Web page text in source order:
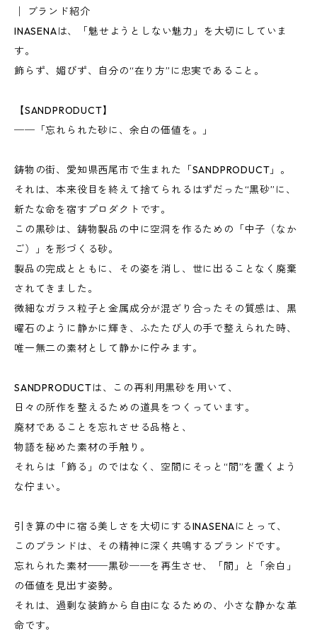
│ ブランド紹介
INASENAは、「魅せようとしない魅力」を大切にしていま
す。
飾らず、媚びず、自分の“在り方”に忠実であること。
【SANDPRODUCT】
──「忘れられた砂に、余白の価値を。」
鋳物の街、愛知県西尾市で生まれた「SANDPRODUCT」。
それは、本来役目を終えて捨てられるはずだった“黒砂”に、
新たな命を宿すプロダクトです。
この黒砂は、鋳物製品の中に空洞を作るための「中子（なか
ご）」を形づくる砂。
製品の完成とともに、その姿を消し、世に出ることなく廃棄
されてきました。
微細なガラス粒子と金属成分が混ざり合ったその質感は、黒
曜石のように静かに輝き、ふたたび人の手で整えられた時、
唯一無二の素材として静かに佇みます。
SANDPRODUCTは、この再利用黒砂を用いて、
日々の所作を整えるための道具をつくっています。
廃材であることを忘れさせる品格と、
物語を秘めた素材の手触り。
それらは「飾る」のではなく、空間にそっと“間”を置くよう
な佇まい。
引き算の中に宿る美しさを大切にするINASENAにとって、
このブランドは、その精神に深く共鳴するブランドです。
忘れられた素材──黒砂──を再生させ、「間」と「余白」
の価値を見出す姿勢。
それは、過剰な装飾から自由になるための、小さな静かな革
命です。